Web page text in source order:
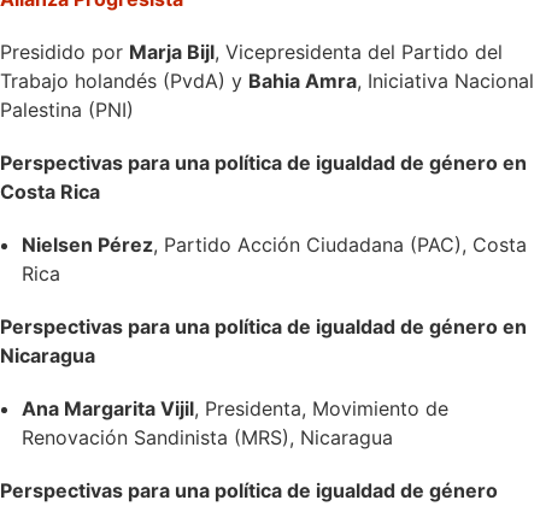
Presidido por Marja Bijl, Vicepresidenta del Partido del
Trabajo holandés (PvdA) y Bahia Amra, Iniciativa Nacional
Palestina (PNI)
Perspectivas para una política de igualdad de género en
Costa Rica
Nielsen Pérez, Partido Acción Ciudadana (PAC), Costa
Rica
Perspectivas para una política de igualdad de género en
Nicaragua
Ana Margarita Vijil, Presidenta, Movimiento de
Renovación Sandinista (MRS), Nicaragua
Perspectivas para una política de igualdad de género